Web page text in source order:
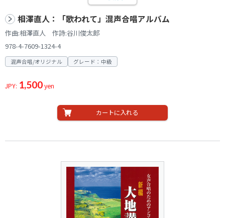
相澤直人：「歌われて」混声合唱アルバム
作曲:相澤直人 作詩:谷川俊太郎
978-4-7609-1324-4
混声合唱/オリジナル グレード：中級
JPY: 1,500yen
カートに入れる